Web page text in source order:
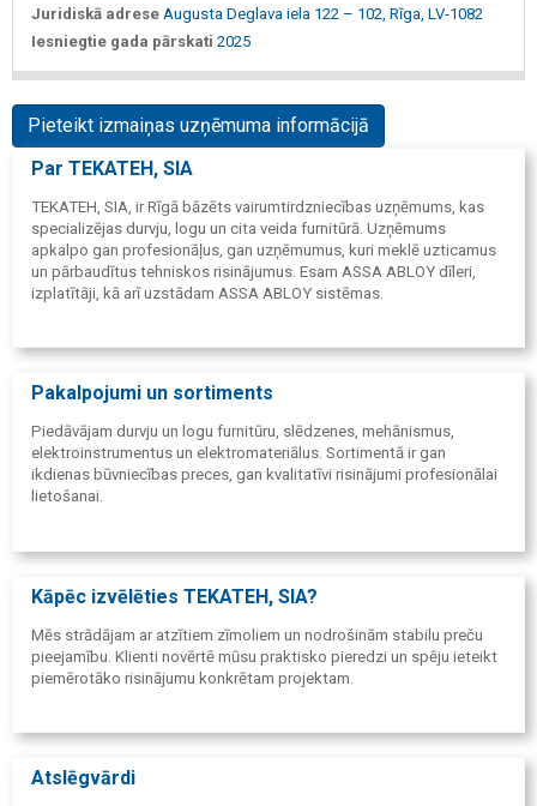
Juridiskā adrese Augusta Deglava iela 122 – 102, Rīga, LV-1082
Iesniegtie gada pārskati 2025
Pieteikt izmaiņas uzņēmuma informācijā
Par TEKATEH, SIA
TEKATEH, SIA, ir Rīgā bāzēts vairumtirdzniecības uzņēmums, kas
specializējas durvju, logu un cita veida furnitūrā. Uzņēmums
apkalpo gan profesionāļus, gan uzņēmumus, kuri meklē uzticamus
un pārbaudītus tehniskos risinājumus. Esam ASSA ABLOY dīleri,
izplatītāji, kā arī uzstādam ASSA ABLOY sistēmas.
Pakalpojumi un sortiments
Piedāvājam durvju un logu furnitūru, slēdzenes, mehānismus,
elektroinstrumentus un elektromateriālus. Sortimentā ir gan
ikdienas būvniecības preces, gan kvalitatīvi risinājumi profesionālai
lietošanai.
Kāpēc izvēlēties TEKATEH, SIA?
Mēs strādājam ar atzītiem zīmoliem un nodrošinām stabilu preču
pieejamību. Klienti novērtē mūsu praktisko pieredzi un spēju ieteikt
piemērotāko risinājumu konkrētam projektam.
Atslēgvārdi